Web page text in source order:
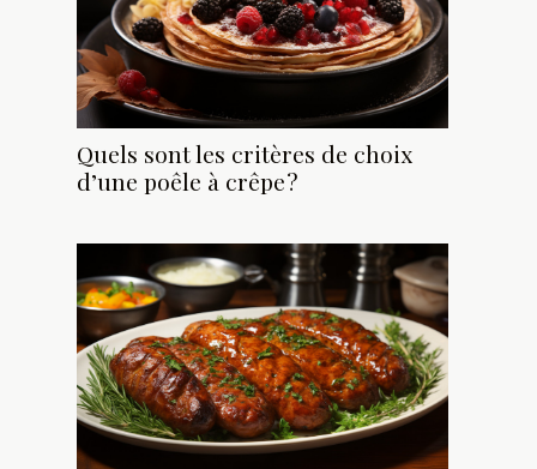
Quels sont les critères de choix
d’une poêle à crêpe ?